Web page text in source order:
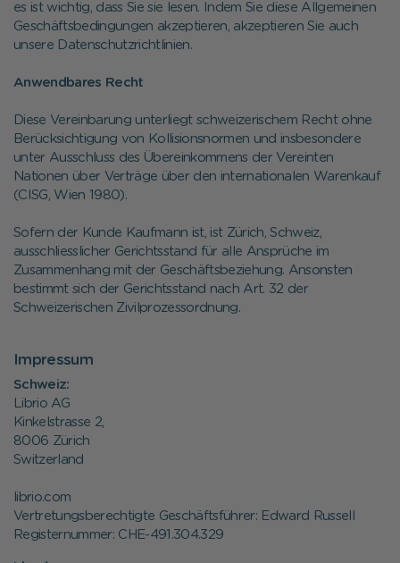
es ist wichtig, dass Sie sie lesen. Indem Sie diese Allgemeinen
Geschäftsbedingungen akzeptieren, akzeptieren Sie auch
unsere Datenschutzrichtlinien.
Anwendbares Recht
Diese Vereinbarung unterliegt schweizerischem Recht ohne
Berücksichtigung von Kollisionsnormen und insbesondere
unter Ausschluss des Übereinkommens der Vereinten
Nationen über Verträge über den internationalen Warenkauf
(CISG, Wien 1980).
Sofern der Kunde Kaufmann ist, ist Zürich, Schweiz,
ausschliesslicher Gerichtsstand für alle Ansprüche im
Zusammenhang mit der Geschäftsbeziehung. Ansonsten
bestimmt sich der Gerichtsstand nach Art. 32 der
Schweizerischen Zivilprozessordnung.
Impressum
Schweiz:
Librio AG
Kinkelstrasse 2,
8006 Zürich
Switzerland
librio.com
Vertretungsberechtigte Geschäftsführer: Edward Russell
Registernummer: CHE-491.304.329